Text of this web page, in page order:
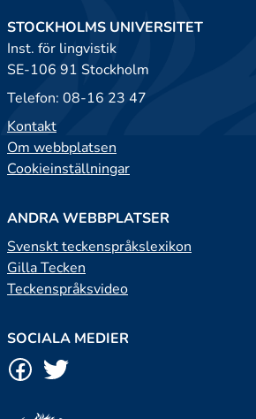
STOCKHOLMS UNIVERSITET
Inst. för lingvistik
SE-106 91 Stockholm
Telefon: 08-16 23 47
Kontakt
Om webbplatsen
Cookieinställningar
ANDRA WEBBPLATSER
Svenskt teckenspråkslexikon
Gilla Tecken
Teckenspråksvideo
SOCIALA MEDIER